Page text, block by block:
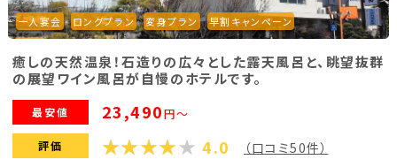
ノーマル
ノーマルコンパニオン「マンツーマン」パック
120分～360分
ノーマル
【一人宴会】ノーマルコンパニオンパック
120分～360分
プラン詳細を見る
一人宴会 ロングプラン 変身プラン 早割キャンペーン
癒しの天然温泉！石造りの広々とした露天風呂と、眺望抜群
の展望ワイン風呂が自慢のホテルです。
最安値 23,490円～
評価 4.0 （口コミ50件）